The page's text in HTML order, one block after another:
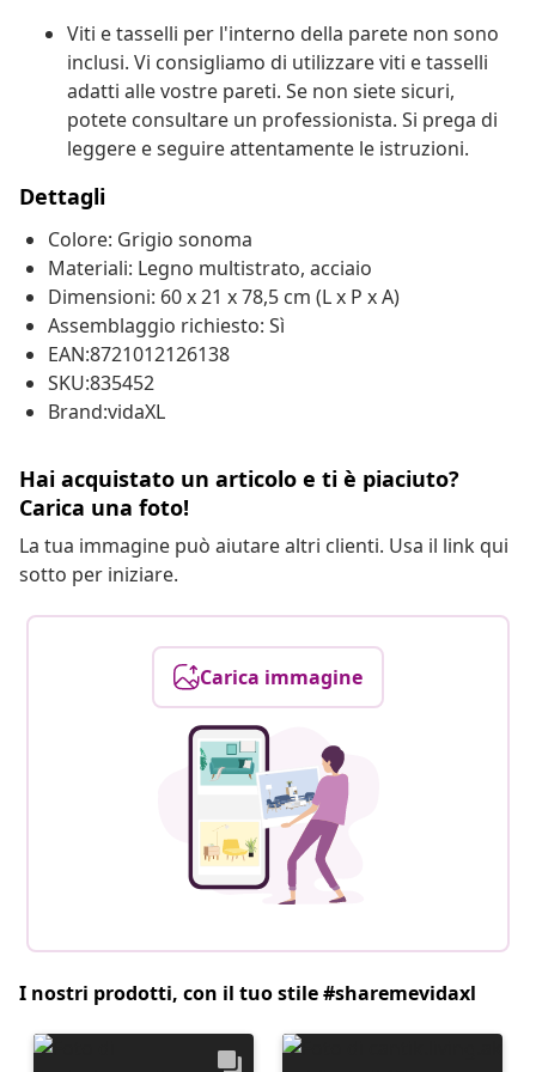
Viti e tasselli per l'interno della parete non sono
inclusi. Vi consigliamo di utilizzare viti e tasselli
adatti alle vostre pareti. Se non siete sicuri,
potete consultare un professionista. Si prega di
leggere e seguire attentamente le istruzioni.
Dettagli
Colore: Grigio sonoma
Materiali: Legno multistrato, acciaio
Dimensioni: 60 x 21 x 78,5 cm (L x P x A)
Assemblaggio richiesto: Sì
EAN:8721012126138
SKU:835452
Brand:vidaXL
Hai acquistato un articolo e ti è piaciuto?
Carica una foto!
La tua immagine può aiutare altri clienti. Usa il link qui
sotto per iniziare.
Carica immagine
I nostri prodotti, con il tuo stile #sharemevidaxl